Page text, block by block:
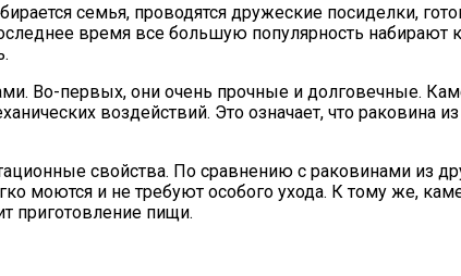
семья, проводятся дружеские посиделки,
время все большую популярность
Во-первых, они очень прочные и долговечные.
воздействий. Это означает, что раковина
свойства. По сравнению с раковинами из
моются и не требуют особого ухода. К тому же,
приготовление пищи.